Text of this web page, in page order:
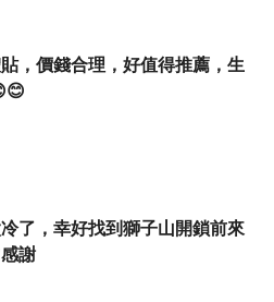
，價錢合理，好值得推薦，生
了，幸好找到獅子山開鎖前來
謝